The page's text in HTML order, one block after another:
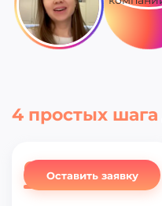
4 простых шага
01Оставить заявку